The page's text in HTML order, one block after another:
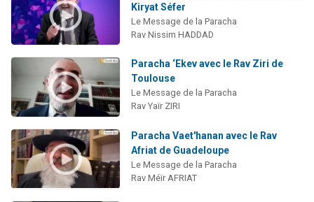
Kiryat Séfer
Le Message de la Paracha
Rav Nissim HADDAD
Paracha ‘Ekev avec le Rav Ziri de
Toulouse
Le Message de la Paracha
Rav Yaïr ZIRI
Paracha Vaet'hanan avec le Rav
Afriat de Guadeloupe
Le Message de la Paracha
Rav Méïr AFRIAT